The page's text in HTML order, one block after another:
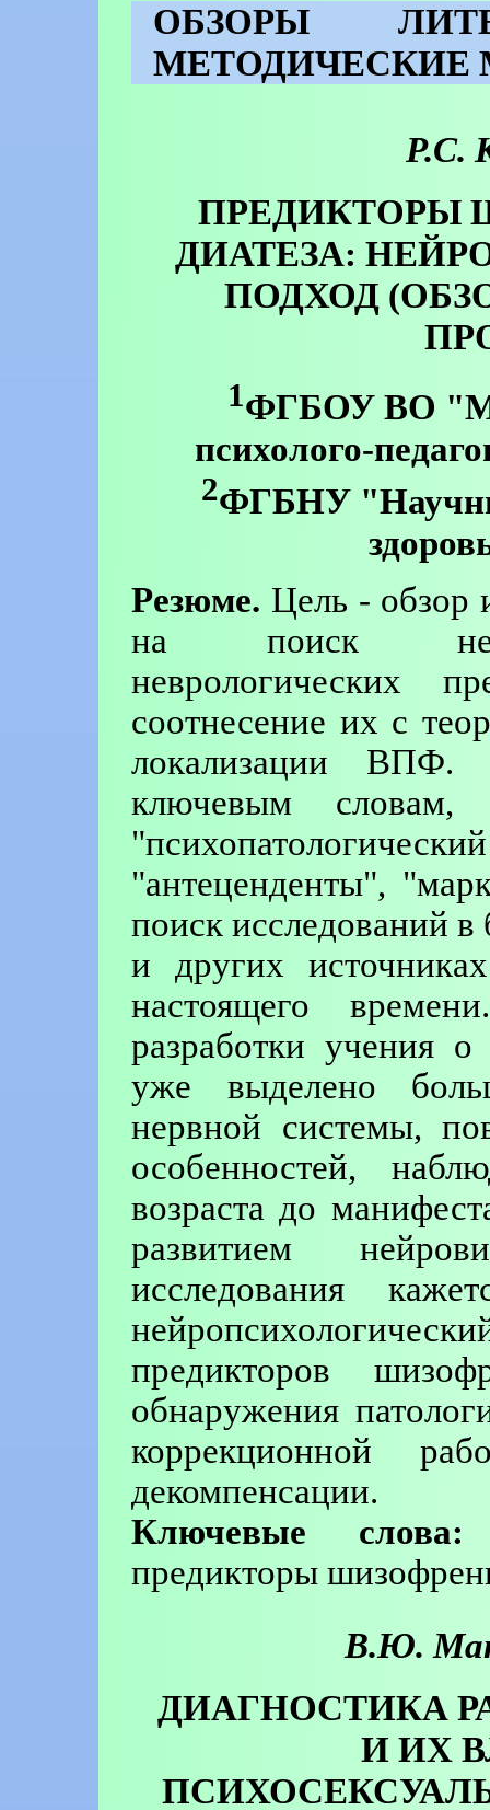
ОБЗОРЫ
МЕТОДИЧЕСКИЕ
Р.С.
ПРЕДИКТОРЫ
ДИАТЕЗА:
ПОДХОД
1ФГБОУ ВО
психолого-
2ФГБНУ
Резюме. Цель - обзор
на поиск
неврологических
соотнесение их с
локализации
ключевым словам,
"антеценденты",
поиск исследований
и других
настоящего
разработки учения
уже выделено
нервной системы,
особенностей,
возраста до
развитием
исследования
предикторов
обнаружения
коррекционной
декомпенсации.
Ключевые слова:
предикторы
В.Ю.
ДИАГНОСТИКА
И ИХ